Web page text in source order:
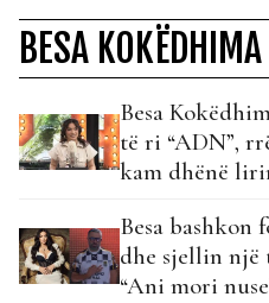
BESA KOKËDHIMA
Besa
të ri “ADN”,
kam dhënë
Besa bashkon
dhe sjellin një
“Ani mori